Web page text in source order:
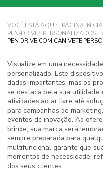
VOCÊ ESTÁ AQUI:
PÁGINA
PEN-DRIVES PERSONALIZADOS
PEN DRIVE COM CANIVETE
Visualize em uma
personalizado. Este
dados importantes, mas os
se destaca pela sua utilidade
atividades ao ar livre até
para campanhas de
eventos de inovação. Ao
brinde, sua marca será
sempre preparada para
multifuncional garante que
momentos de necessidade,
dos seus clientes.